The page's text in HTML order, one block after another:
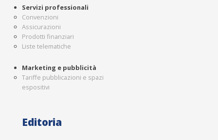
Servizi professionali
Convenzioni
Assicurazioni
Prodotti finanziari
Liste telematiche
Marketing e pubblicità
Tariffe pubblicazioni e spazi
espositivi
Editoria